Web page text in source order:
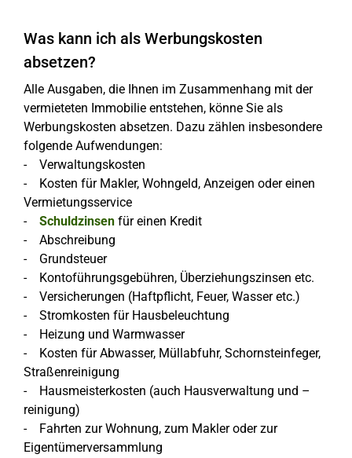
Was kann ich als Werbungskosten
absetzen?
Alle Ausgaben, die Ihnen im Zusammenhang mit der
vermieteten Immobilie entstehen, könne Sie als
Werbungskosten absetzen. Dazu zählen insbesondere
folgende Aufwendungen:
- Verwaltungskosten
- Kosten für Makler, Wohngeld, Anzeigen oder einen
Vermietungsservice
- Schuldzinsen für einen Kredit
- Abschreibung
- Grundsteuer
- Kontoführungsgebühren, Überziehungszinsen etc.
- Versicherungen (Haftpflicht, Feuer, Wasser etc.)
- Stromkosten für Hausbeleuchtung
- Heizung und Warmwasser
- Kosten für Abwasser, Müllabfuhr, Schornsteinfeger,
Straßenreinigung
- Hausmeisterkosten (auch Hausverwaltung und –
reinigung)
- Fahrten zur Wohnung, zum Makler oder zur
Eigentümerversammlung